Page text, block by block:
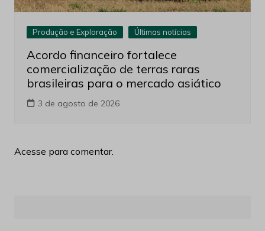
Produção e Exploração Últimas notícias
Acordo financeiro fortalece
comercialização de terras raras
brasileiras para o mercado asiático
3 de agosto de 2026
Acesse para comentar.